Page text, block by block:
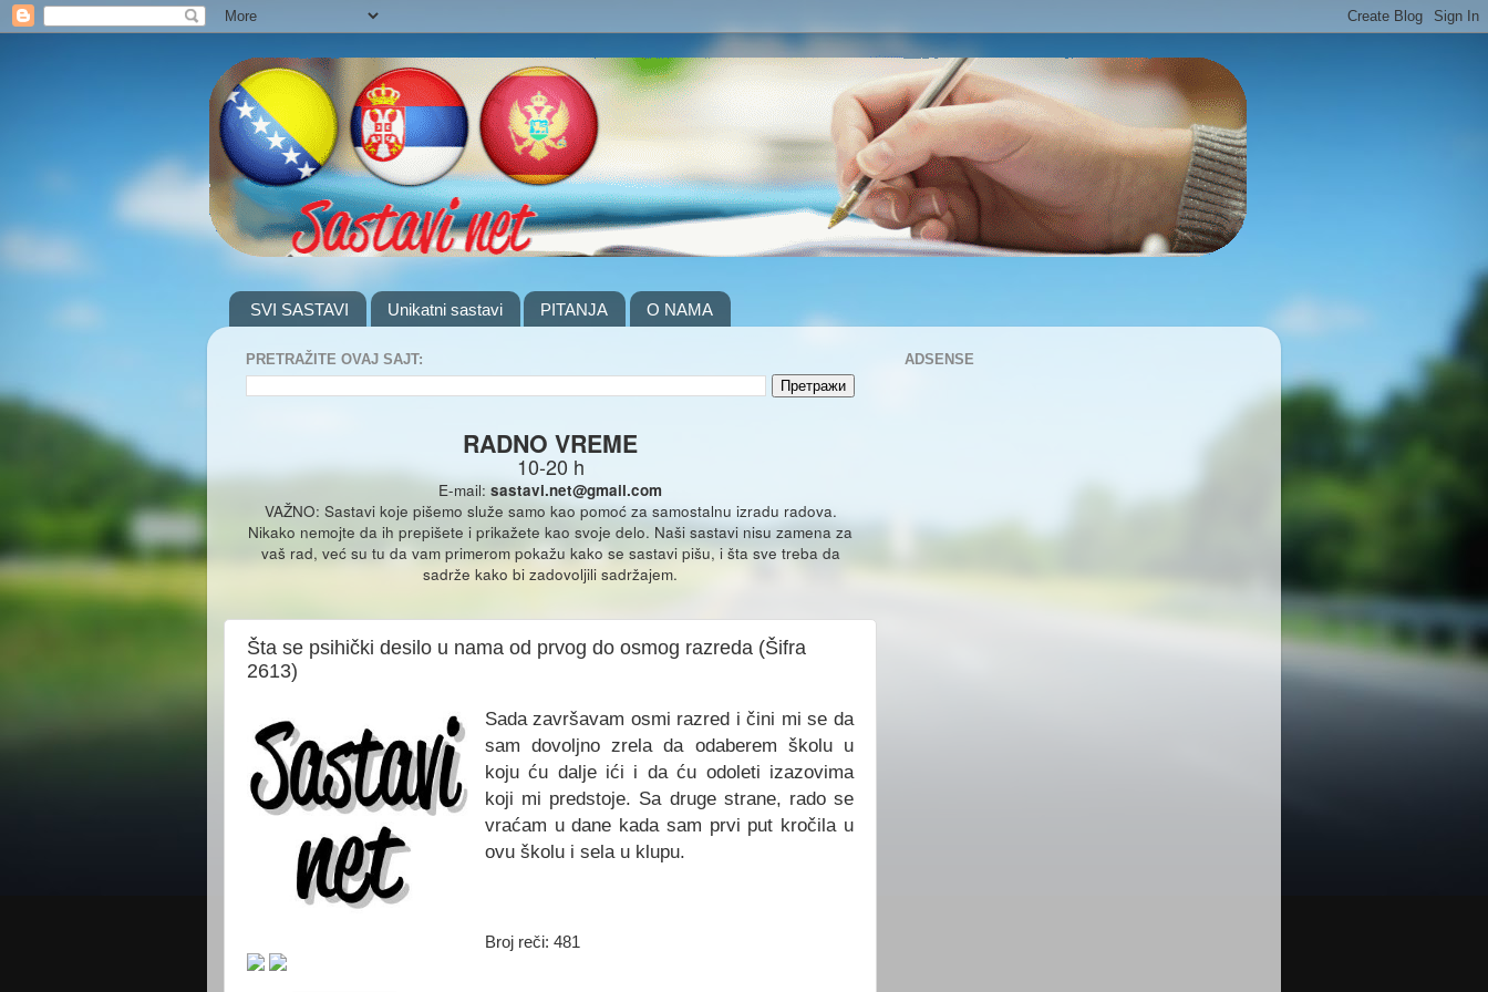
SVI SASTAVI Unikatni sastavi PITANJA O NAMA
PRETRAŽITE OVAJ SAJT:
RADNO VREME
10-20 h
E-mail: sastavi.net@gmail.com
VAŽNO: Sastavi koje pišemo služe samo kao pomoć za samostalnu izradu radova.
Nikako nemojte da ih prepišete i prikažete kao svoje delo. Naši sastavi nisu zamena za
vaš rad, već su tu da vam primerom pokažu kako se sastavi pišu, i šta sve treba da
sadrže kako bi zadovoljili sadržajem.
Šta se psihički desilo u nama od prvog do osmog razreda (Šifra
2613)
Sada završavam osmi razred i čini mi se da
sam dovoljno zrela da odaberem školu u
koju ću dalje ići i da ću odoleti izazovima
koji mi predstoje. Sa druge strane, rado se
vraćam u dane kada sam prvi put kročila u
ovu školu i sela u klupu.
Broj reči: 481
ADSENSE